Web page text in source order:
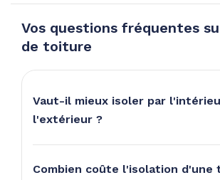
Vos questions fréquentes
de toiture
Vaut-il mieux isoler par
l'extérieur ?
Combien coûte l'isolation d'une